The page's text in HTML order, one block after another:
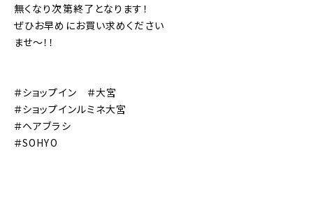
無くなり次第終了となります！
ぜひお早めにお買い求めください
ませ～！！
＃ショップイン ＃大宮
＃ショップインルミネ大宮
＃ヘアブラシ
＃SOHYO